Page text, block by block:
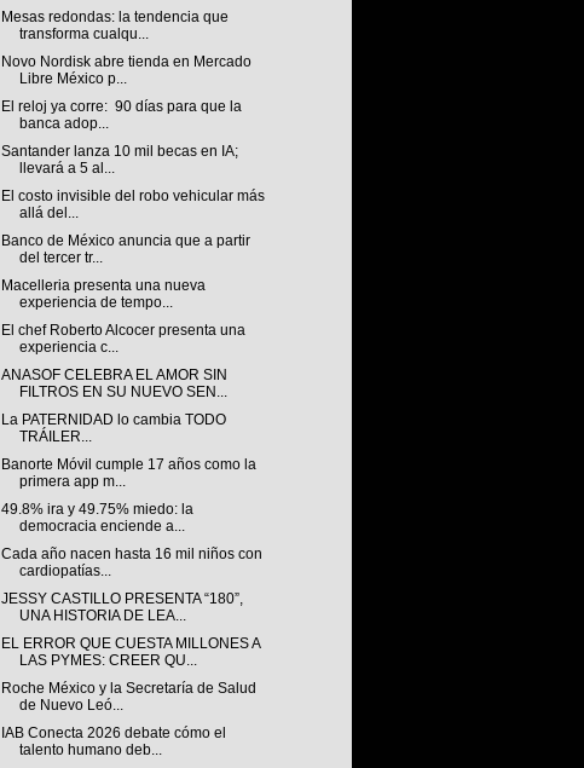
Mesas redondas: la tendencia que
transforma cualqu...
Novo Nordisk abre tienda en Mercado
Libre México p...
El reloj ya corre: 90 días para que la
banca adop...
Santander lanza 10 mil becas en IA;
llevará a 5 al...
El costo invisible del robo vehicular más
allá del...
Banco de México anuncia que a partir
del tercer tr...
Macelleria presenta una nueva
experiencia de tempo...
El chef Roberto Alcocer presenta una
experiencia c...
ANASOF CELEBRA EL AMOR SIN
FILTROS EN SU NUEVO SEN...
La PATERNIDAD lo cambia TODO
TRÁILER...
Banorte Móvil cumple 17 años como la
primera app m...
49.8% ira y 49.75% miedo: la
democracia enciende a...
Cada año nacen hasta 16 mil niños con
cardiopatías...
JESSY CASTILLO PRESENTA “180”,
UNA HISTORIA DE LEA...
EL ERROR QUE CUESTA MILLONES A
LAS PYMES: CREER QU...
Roche México y la Secretaría de Salud
de Nuevo Leó...
IAB Conecta 2026 debate cómo el
talento humano deb...